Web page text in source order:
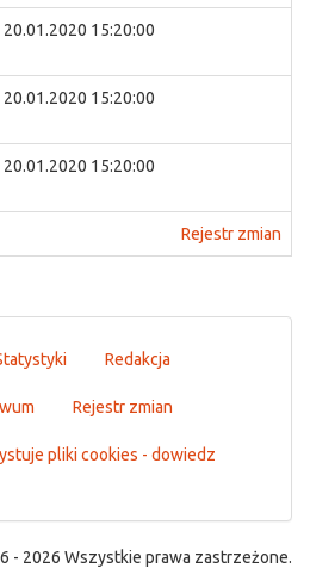
20.01.2020 15:20:00
20.01.2020 15:20:00
20.01.2020 15:20:00
Rejestr zmian
Redakcja
Rejestr zmian
pliki cookies - dowiedz
- 2026 Wszystkie prawa zastrzeżone.